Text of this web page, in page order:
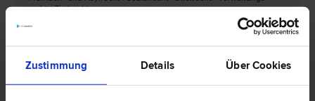
Zustimmung Details Über Cookies
recht | Zivil­recht
In der Wirke 3/13
0 Bewertungen